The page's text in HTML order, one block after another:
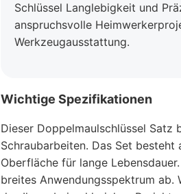
Schlüssel Langlebigkeit und
anspruchsvolle
Werkzeugausstattung.
Wichtige Spezifikationen
Dieser Doppelmaulschlüssel
Schraubarbeiten. Das Set
Oberfläche für lange
breites Anwendungsspektrum ab.